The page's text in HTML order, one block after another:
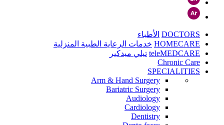
DOCTORS الأطباء
HOMECARE خدمات الرعاية الطبية المنزلية
teleMEDCARE تيلي ميدكير
Chronic Care
SPECIALITIES
Arm & Hand Surgery
Bariatric Surgery
Audiology
Cardiology
Dentistry